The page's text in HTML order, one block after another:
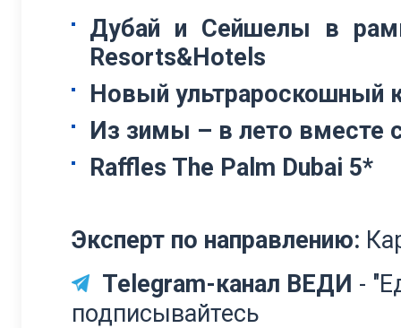
Дубай и Сейшелы в
Resorts&Hotels
Новый ультрароскошный
Из зимы – в лето вместе
Raffles The Palm Dubai 5*
Эксперт по направлению:
Telegram-канал ВЕДИ -
подписывайтесь